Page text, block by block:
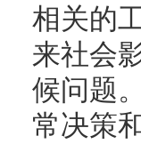
相关的
来社会
候问题
常决策